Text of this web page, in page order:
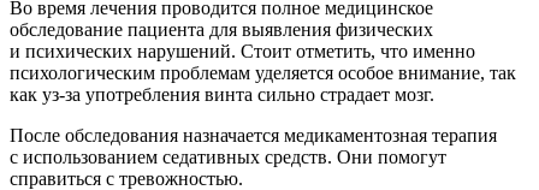
Во время лечения проводится полное медицинское
обследование пациента для выявления физических
и психических нарушений. Стоит отметить, что именно
психологическим проблемам уделяется особое внимание, так
как уз-за употребления винта сильно страдает мозг.
После обследования назначается медикаментозная терапия
с использованием седативных средств. Они помогут
справиться с тревожностью.